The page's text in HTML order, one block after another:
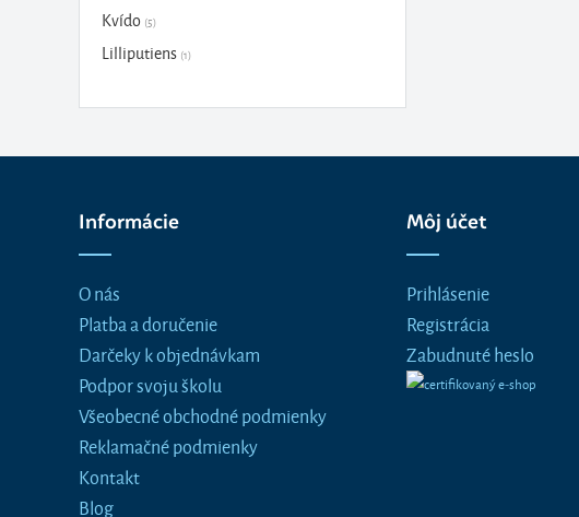
Kvído (5)
Lilliputiens (1)
Trefl (1)
Woody (2)
Informácie
O nás
Platba a doručenie
Darčeky k objednávkam
Podpor svoju školu
Všeobecné obchodné podmienky
Reklamačné podmienky
Kontakt
Blog
Môj účet
Prihlásenie
Registrácia
Zabudnuté heslo